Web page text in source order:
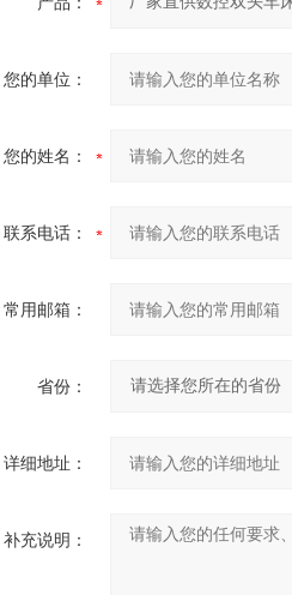
您的单位：
您的姓名：
联系电话：
常用邮箱：
省份：
详细地址：
补充说明：